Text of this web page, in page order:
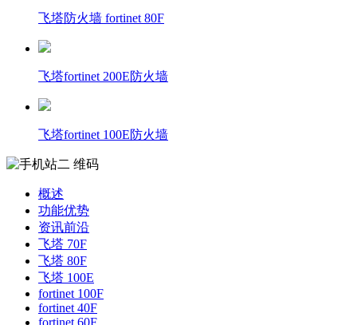
飞塔防火墙 fortinet 80F
飞塔fortinet 200E防火墙
飞塔fortinet 100E防火墙
概述
功能优势
资讯前沿
飞塔 70F
飞塔 80F
飞塔 100E
fortinet 100F
fortinet 40F